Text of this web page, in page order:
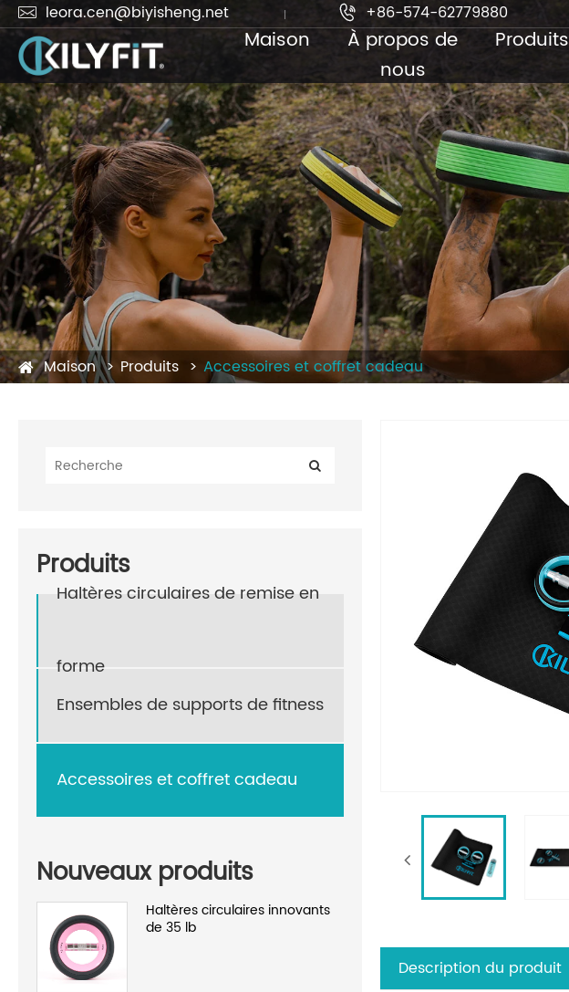
 leora.cen@biyisheng.net  +86-574-62779880
Maison
À propos de
nous
Produits
Maison Produits Accessoires et coffret cadeau
Produits
Haltères circulaires de remise en
forme
Ensembles de supports de fitness
Accessoires et coffret cadeau
Nouveaux produits
Haltères circulaires innovants
de 35 lb
Description du produit